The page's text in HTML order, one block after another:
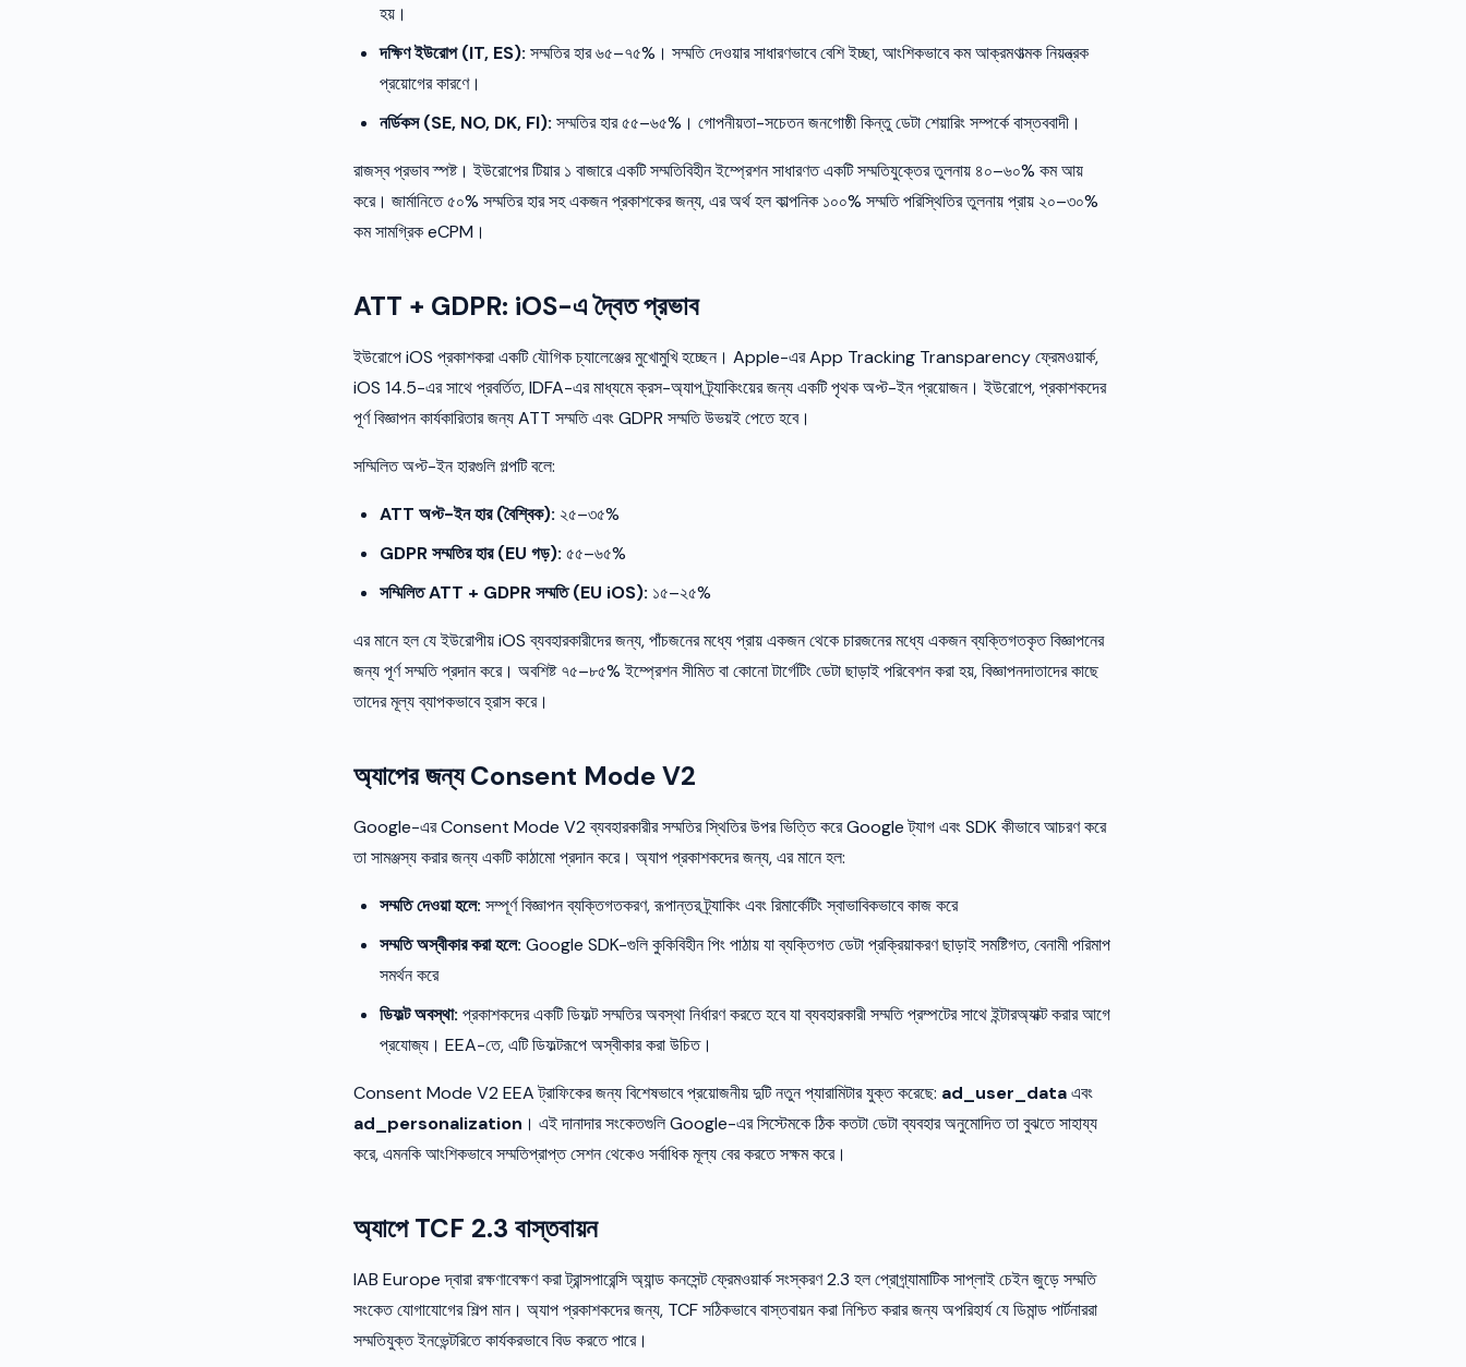
হয়।
দক্ষিণ ইউরোপ (IT, ES): সম্মতির হার ৬৫–৭৫%। সম্মতি দেওয়ার সাধারণভাবে বেশি ইচ্ছা, আংশিকভাবে কম আক্রমণাত্মক নিয়ন্ত্রক
প্রয়োগের কারণে।
নর্ডিকস (SE, NO, DK, FI): সম্মতির হার ৫৫–৬৫%। গোপনীয়তা-সচেতন জনগোষ্ঠী কিন্তু ডেটা শেয়ারিং সম্পর্কে বাস্তববাদী।
রাজস্ব প্রভাব স্পষ্ট। ইউরোপের টিয়ার ১ বাজারে একটি সম্মতিবিহীন ইম্প্রেশন সাধারণত একটি সম্মতিযুক্তের তুলনায় ৪০–৬০% কম আয়
করে। জার্মানিতে ৫০% সম্মতির হার সহ একজন প্রকাশকের জন্য, এর অর্থ হল কাল্পনিক ১০০% সম্মতি পরিস্থিতির তুলনায় প্রায় ২০–৩০%
কম সামগ্রিক eCPM।
ATT + GDPR: iOS-এ দ্বৈত প্রভাব
ইউরোপে iOS প্রকাশকরা একটি যৌগিক চ্যালেঞ্জের মুখোমুখি হচ্ছেন। Apple-এর App Tracking Transparency ফ্রেমওয়ার্ক,
iOS 14.5-এর সাথে প্রবর্তিত, IDFA-এর মাধ্যমে ক্রস-অ্যাপ ট্র্যাকিংয়ের জন্য একটি পৃথক অপ্ট-ইন প্রয়োজন। ইউরোপে, প্রকাশকদের
পূর্ণ বিজ্ঞাপন কার্যকারিতার জন্য ATT সম্মতি এবং GDPR সম্মতি উভয়ই পেতে হবে।
সম্মিলিত অপ্ট-ইন হারগুলি গল্পটি বলে:
ATT অপ্ট-ইন হার (বৈশ্বিক): ২৫–৩৫%
GDPR সম্মতির হার (EU গড়): ৫৫–৬৫%
সম্মিলিত ATT + GDPR সম্মতি (EU iOS): ১৫–২৫%
এর মানে হল যে ইউরোপীয় iOS ব্যবহারকারীদের জন্য, পাঁচজনের মধ্যে প্রায় একজন থেকে চারজনের মধ্যে একজন ব্যক্তিগতকৃত বিজ্ঞাপনের
জন্য পূর্ণ সম্মতি প্রদান করে। অবশিষ্ট ৭৫–৮৫% ইম্প্রেশন সীমিত বা কোনো টার্গেটিং ডেটা ছাড়াই পরিবেশন করা হয়, বিজ্ঞাপনদাতাদের কাছে
তাদের মূল্য ব্যাপকভাবে হ্রাস করে।
অ্যাপের জন্য Consent Mode V2
Google-এর Consent Mode V2 ব্যবহারকারীর সম্মতির স্থিতির উপর ভিত্তি করে Google ট্যাগ এবং SDK কীভাবে আচরণ করে
তা সামঞ্জস্য করার জন্য একটি কাঠামো প্রদান করে। অ্যাপ প্রকাশকদের জন্য, এর মানে হল:
সম্মতি দেওয়া হলে: সম্পূর্ণ বিজ্ঞাপন ব্যক্তিগতকরণ, রূপান্তর ট্র্যাকিং এবং রিমার্কেটিং স্বাভাবিকভাবে কাজ করে
সম্মতি অস্বীকার করা হলে: Google SDK-গুলি কুকিবিহীন পিং পাঠায় যা ব্যক্তিগত ডেটা প্রক্রিয়াকরণ ছাড়াই সমষ্টিগত, বেনামী পরিমাপ
সমর্থন করে
ডিফল্ট অবস্থা: প্রকাশকদের একটি ডিফল্ট সম্মতির অবস্থা নির্ধারণ করতে হবে যা ব্যবহারকারী সম্মতি প্রম্পটের সাথে ইন্টারঅ্যাক্ট করার আগে
প্রযোজ্য। EEA-তে, এটি ডিফল্টরূপে অস্বীকার করা উচিত।
Consent Mode V2 EEA ট্রাফিকের জন্য বিশেষভাবে প্রয়োজনীয় দুটি নতুন প্যারামিটার যুক্ত করেছে: ad_user_dataএবং
ad_personalization । এই দানাদার সংকেতগুলি Google-এর সিস্টেমকে ঠিক কতটা ডেটা ব্যবহার অনুমোদিত তা বুঝতে সাহায্য
করে, এমনকি আংশিকভাবে সম্মতিপ্রাপ্ত সেশন থেকেও সর্বাধিক মূল্য বের করতে সক্ষম করে।
অ্যাপে TCF 2.3 বাস্তবায়ন
IAB Europe দ্বারা রক্ষণাবেক্ষণ করা ট্রান্সপারেন্সি অ্যান্ড কনসেন্ট ফ্রেমওয়ার্ক সংস্করণ 2.3 হল প্রোগ্র্যামাটিক সাপ্লাই চেইন জুড়ে সম্মতি
সংকেত যোগাযোগের শিল্প মান। অ্যাপ প্রকাশকদের জন্য, TCF সঠিকভাবে বাস্তবায়ন করা নিশ্চিত করার জন্য অপরিহার্য যে ডিমান্ড পার্টনাররা
সম্মতিযুক্ত ইনভেন্টরিতে কার্যকরভাবে বিড করতে পারে।